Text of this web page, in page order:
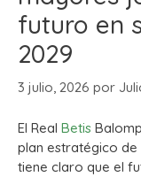
futuro en
2029
3 julio, 2026 por
El Real Betis
plan estratégico de
tiene claro que el